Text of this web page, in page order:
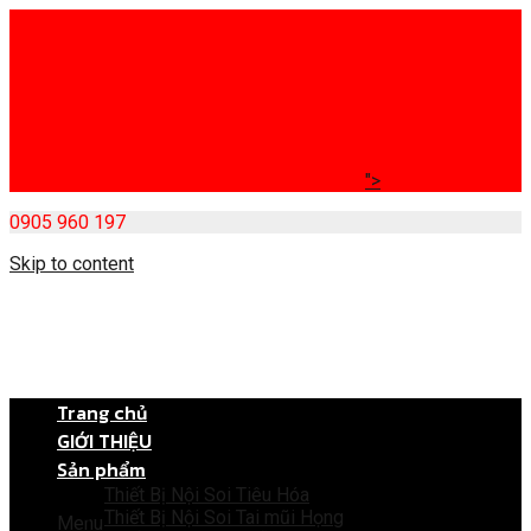
">
0905 960 197
Skip to content
Menu
Trang chủ
GIỚI THIỆU
Sản phẩm
Thiết Bị Nội Soi Tiêu Hóa
Thiết Bị Nội Soi Tai mũi Họng